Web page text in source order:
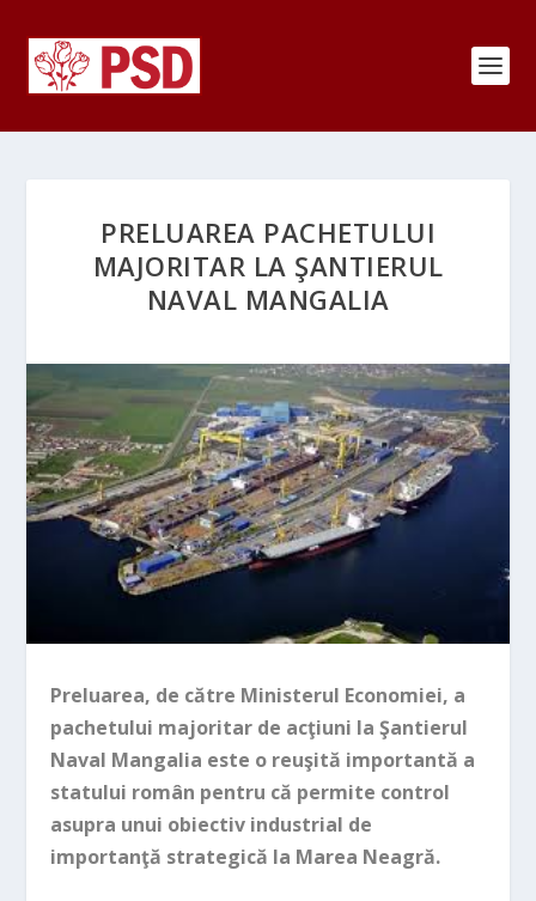
PRELUAREA PACHETULUI
MAJORITAR LA ŞANTIERUL
NAVAL MANGALIA
Preluarea, de către Ministerul Economiei, a
pachetului majoritar de acţiuni la Şantierul
Naval Mangalia este o reuşită importantă a
statului român pentru că permite control
asupra unui obiectiv industrial de
importanţă strategică la Marea Neagră.